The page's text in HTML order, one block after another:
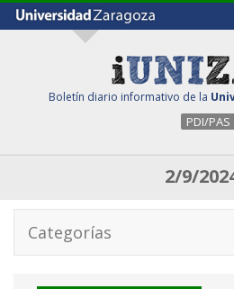
Boletín diario informativo de la
PDI/PAS
2/9/
Categorías